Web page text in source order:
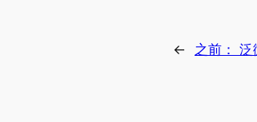
← 之前： 泛